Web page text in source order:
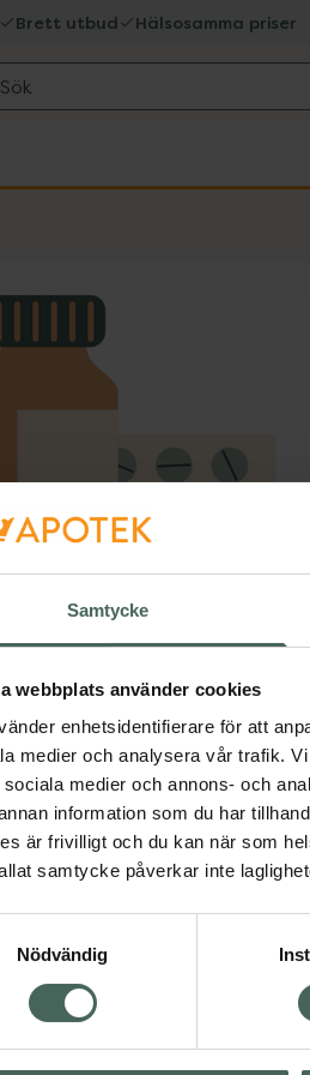
Samtycke
webbplats använder cookies
enhetsidentifierare för att
medier och analysera vår trafik.
sociala medier och annons- och
information som du har
är frivilligt och du kan när som
samtycke påverkar inte
Nödvändig
Brett utbud Hälsosamma priser
Sök
1 objekt.
dig. Du hittar oss från Skåne i syd
i mobilen och på datorn.
vårt uppdrag att hjälpa just dig